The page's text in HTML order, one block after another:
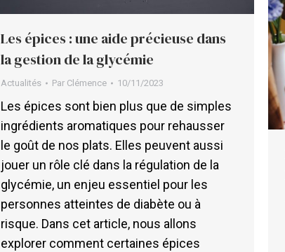
Les épices : une aide précieuse dans
la gestion de la glycémie
Actualités Par Clémence 10/11/2023
Les épices sont bien plus que de simples
ingrédients aromatiques pour rehausser
le goût de nos plats. Elles peuvent aussi
jouer un rôle clé dans la régulation de la
glycémie, un enjeu essentiel pour les
personnes atteintes de diabète ou à
risque. Dans cet article, nous allons
explorer comment certaines épices